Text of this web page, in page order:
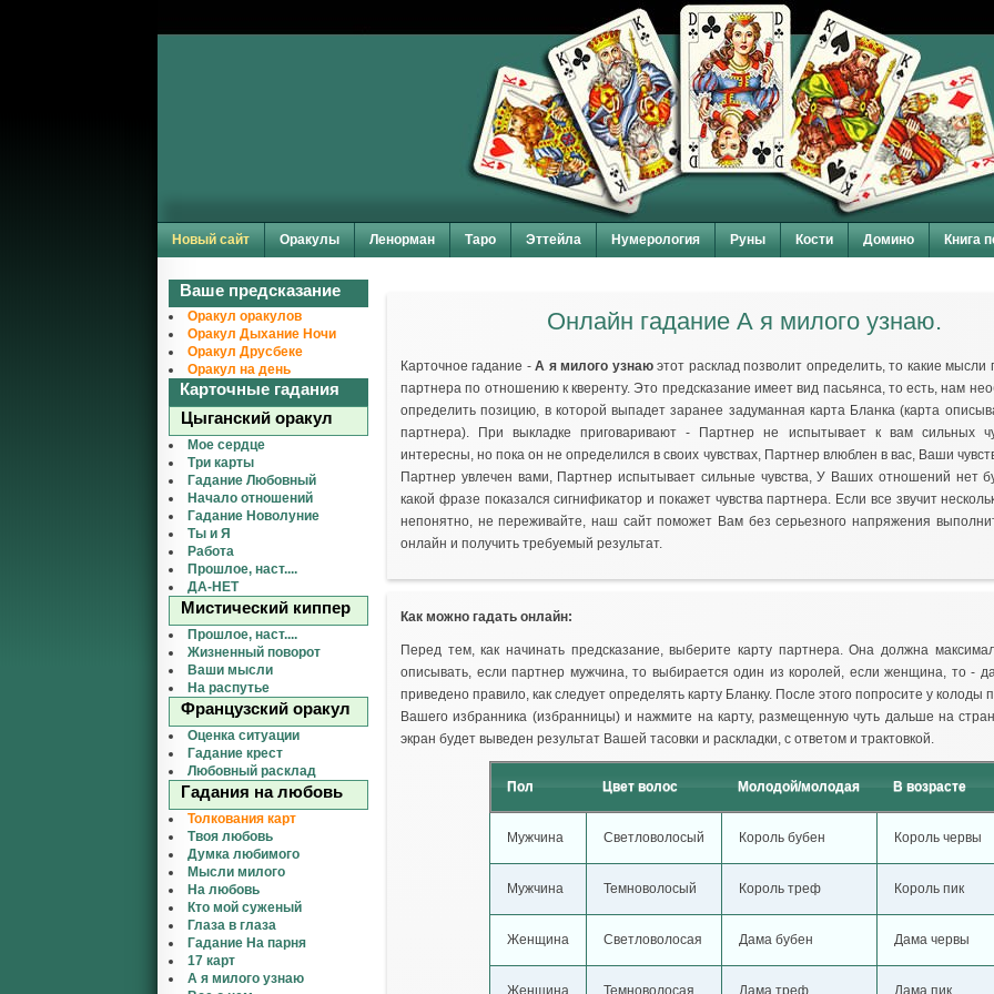
Новый сайт Оракулы Ленорман Таро Эттейла Нумерология Руны Кости Домино Книга
Онлайн гадание А я милого узнаю.
Карточное гадание -А я милого узнаюэтот расклад позволит определить, то какие мысли
партнера по отношению к кверенту. Это предсказание имеет вид пасьянса, то есть, нам
определить позицию, в которой выпадет заранее задуманная карта Бланка (карта
партнера). При выкладке приговаривают - Партнер не испытывает к вам сильных
интересны, но пока он не определился в своих чувствах, Партнер влюблен в вас, Ваши
Партнер увлечен вами, Партнер испытывает сильные чувства, У Ваших отношений нет
какой фразе показался сигнификатор и покажет чувства партнера. Если все звучит
непонятно, не переживайте, наш сайт поможет Вам без серьезного напряжения
онлайн и получить требуемый результат.
Как можно гадать онлайн:
Перед тем, как начинать предсказание, выберите карту партнера. Она должна
описывать, если партнер мужчина, то выбирается один из королей, если женщина, то -
приведено правило, как следует определять карту Бланку. После этого попросите у колоды
Вашего избранника (избранницы) и нажмите на карту, размещенную чуть дальше на
экран будет выведен результат Вашей тасовки и раскладки, с ответом и трактовкой.
Пол Цвет волос Молодой/молодая В возрасте
Мужчина Светловолосый Король бубен Король червы
Мужчина Темноволосый Король треф Король пик
Женщина Светловолосая Дама бубен Дама червы
Женщина Темноволосая Дама треф Дама пик
Ваше предсказание
Оракул оракулов
Оракул Дыхание Ночи
Оракул Друсбеке
Оракул на день
Карточные гадания
Цыганский оракул
Мое сердце
Три карты
Гадание Любовный
Начало отношений
Гадание Новолуние
Ты и Я
Работа
Прошлое, наст....
ДА-НЕТ
Мистический киппер
Прошлое, наст....
Жизненный поворот
Ваши мысли
На распутье
Французский оракул
Оценка ситуации
Гадание крест
Любовный расклад
Гадания на любовь
Толкования карт
Твоя любовь
Думка любимого
Мысли милого
На любовь
Кто мой суженый
Глаза в глаза
Гадание На парня
17 карт
А я милого узнаю